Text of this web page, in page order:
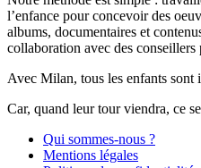
l’enfance pour concevoir des
albums, documentaires et
collaboration avec des
Avec Milan, tous les enfants sont
Car, quand leur tour viendra, ce
Qui sommes-nous ?
Mentions légales